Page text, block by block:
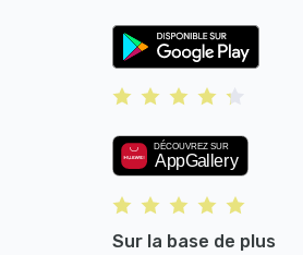
Sur la base de plus